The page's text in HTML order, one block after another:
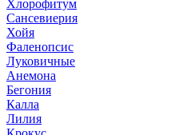
Хлорофитум
Сансевиерия
Хойя
Фаленопсис
Луковичные
Анемона
Бегония
Калла
Лилия